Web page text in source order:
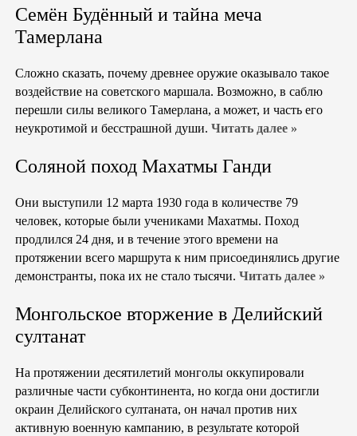
Семён Будённый и тайна меча
Тамерлана
Сложно сказать, почему древнее оружие оказывало такое
воздействие на советского маршала. Возможно, в саблю
перешли силы великого Тамерлана, а может, и часть его
неукротимой и бесстрашной души. Читать далее »
Соляной поход Махатмы Ганди
Они выступили 12 марта 1930 года в количестве 79
человек, которые были учениками Махатмы. Поход
продлился 24 дня, и в течение этого времени на
протяжении всего маршрута к ним присоединялись другие
демонстранты, пока их не стало тысячи. Читать далее »
Монгольское вторжение в Делийский
султанат
На протяжении десятилетий монголы оккупировали
различные части субконтинента, но когда они достигли
окраин Делийского султаната, он начал против них
активную военную кампанию, в результате которой